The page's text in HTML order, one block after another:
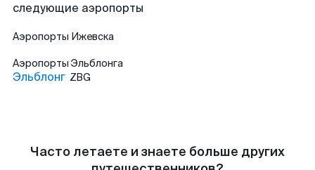
следующие аэропорты
Аэропорты Ижевска
Аэропорты Эльблонга
Эльблонг ZBG
Часто летаете и знаете больше других